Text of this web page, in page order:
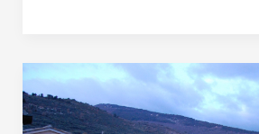
SPELLO|
€
185.000